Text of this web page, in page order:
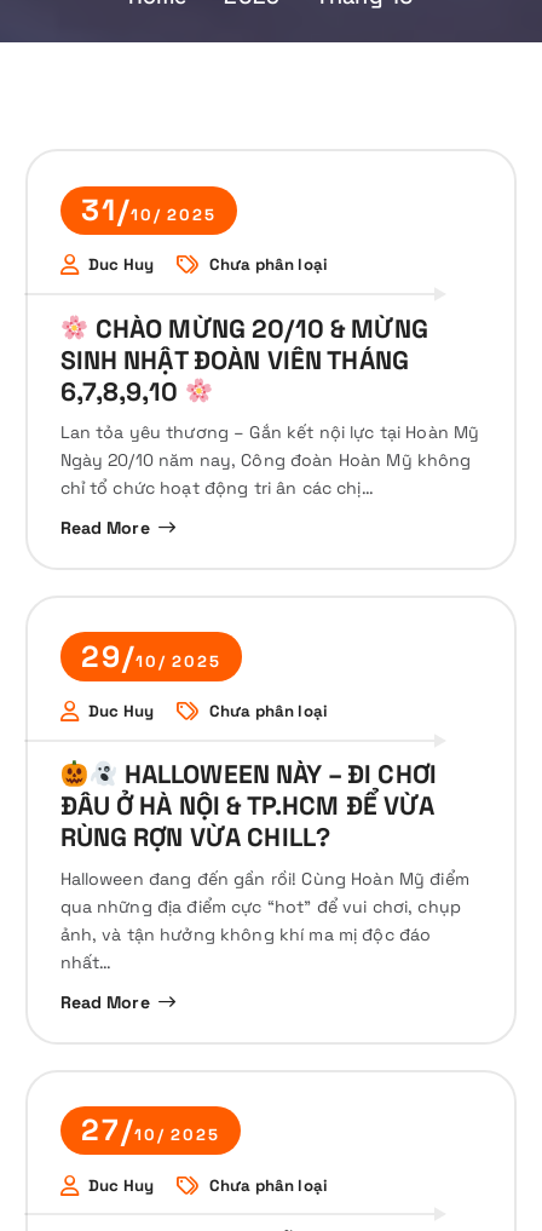
31/10/ 2025
Duc Huy Chưa phân loại
CHÀO MỪNG 20/10 & MỪNG
SINH NHẬT ĐOÀN VIÊN THÁNG
6,7,8,9,10
Lan tỏa yêu thương – Gắn kết nội lực tại Hoàn Mỹ
Ngày 20/10 năm nay, Công đoàn Hoàn Mỹ không
chỉ tổ chức hoạt động tri ân các chị…
Read More
29/10/ 2025
Duc Huy Chưa phân loại
HALLOWEEN NÀY – ĐI CHƠI
ĐÂU Ở HÀ NỘI & TP.HCM ĐỂ VỪA
RÙNG RỢN VỪA CHILL?
Halloween đang đến gần rồi! Cùng Hoàn Mỹ điểm
qua những địa điểm cực “hot” để vui chơi, chụp
ảnh, và tận hưởng không khí ma mị độc đáo
nhất…
Read More
27/10/ 2025
Duc Huy Chưa phân loại